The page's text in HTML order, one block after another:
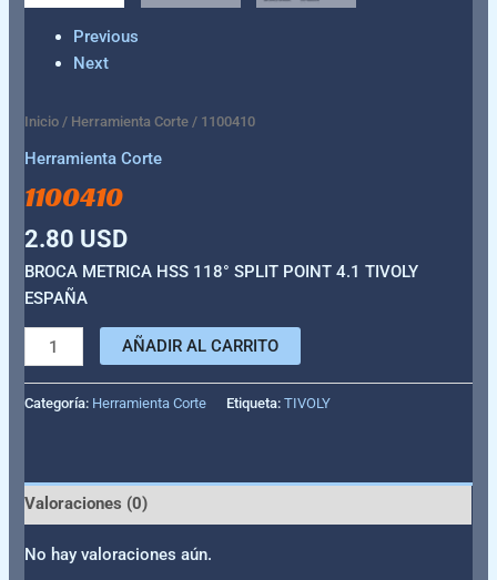
Previous
Next
Inicio / Herramienta Corte / 1100410
Herramienta Corte
1100410
2.80 USD
BROCA METRICA HSS 118° SPLIT POINT 4.1 TIVOLY
ESPAÑA
AÑADIR AL CARRITO
Categoría: Herramienta Corte Etiqueta:TIVOLY
Valoraciones (0)
No hay valoraciones aún.